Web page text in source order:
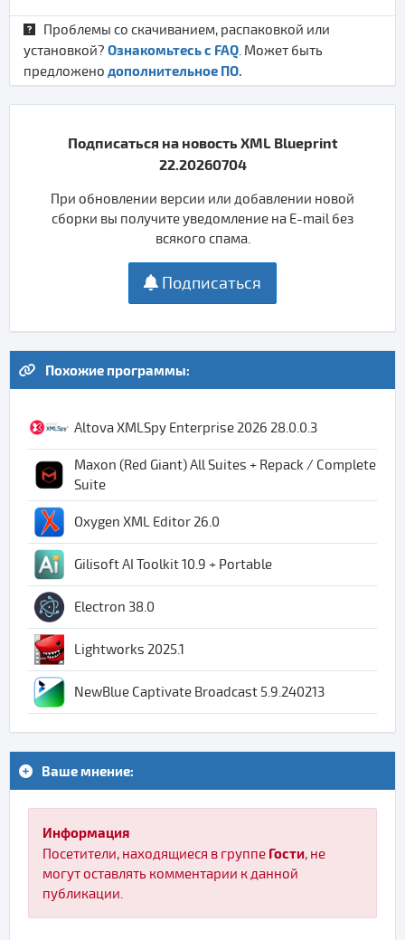
Проблемы со скачиванием, распаковкой или
установкой? Ознакомьтесь с FAQ. Может быть
предложено дополнительное ПО.
Подписаться на новость XML Blueprint
22.20260704
При обновлении версии или добавлении новой
сборки вы получите уведомление на E-mail без
всякого спама.
Подписаться
Похожие программы:
Altova XMLSpy Enterprise 2026 28.0.0.3
Maxon (Red Giant) All Suites + Repack / Complete
Suite
Oxygen XML Editor 26.0
Gilisoft AI Toolkit 10.9 + Portable
Electron 38.0
Lightworks 2025.1
NewBlue Captivate Broadcast 5.9.240213
Ваше мнение:
Информация
Посетители, находящиеся в группе Гости, не
могут оставлять комментарии к данной
публикации.